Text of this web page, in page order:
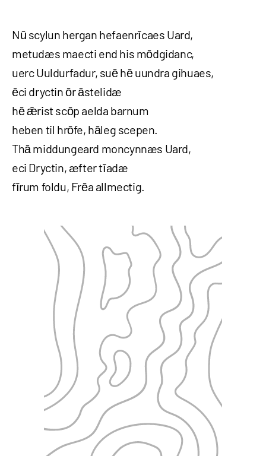
Nū scylun hergan hefaenrīcaes Uard,
metudæs maecti end his mōdgidanc,
uerc Uuldurfadur, suē hē uundra gihuaes,
ēci dryctin ōr āstelidæ
hē ǣrist scōp aelda barnum
heben til hrōfe, hāleg scepen.
Thā middungeard moncynnæs Uard,
eci Dryctin, æfter tīadæ
fīrum foldu, Frēa allmectig.